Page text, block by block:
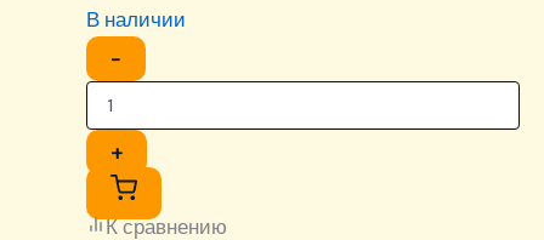
В наличии
−
+
К сравнению